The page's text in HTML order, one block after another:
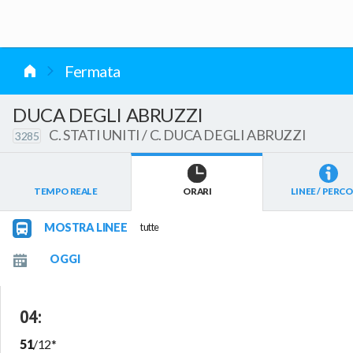
Fermata
DUCA DEGLI ABRUZZI
3285 C. STATI UNITI / C. DUCA DEGLI ABRUZZI
TEMPO REALE ORARI LINEE /
MOSTRA LINEE tutte
04:
51/12*